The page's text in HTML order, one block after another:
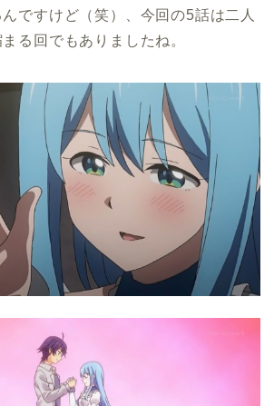
ですけど（笑）、今回の5話は二人
る回でもありましたね。